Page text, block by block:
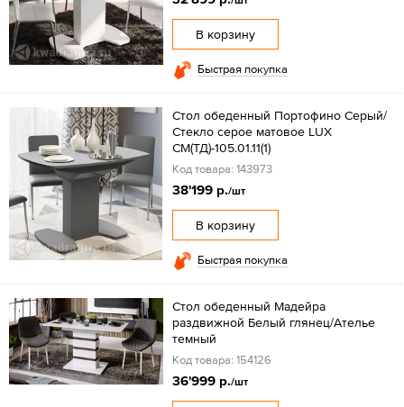
В корзину
Быстрая покупка
Стол обеденный Портофино Серый/
Стекло серое матовое LUX
СМ(ТД)-105.01.11(1)
Код товара: 143973
38'199 р./шт
В корзину
Быстрая покупка
Стол обеденный Мадейра
раздвижной Белый глянец/Ателье
темный
Код товара: 154126
36'999 р./шт